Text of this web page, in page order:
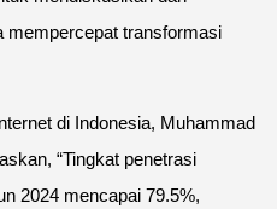
mempercepat transformasi
di Indonesia, Muhammad
“Tingkat penetrasi
2024 mencapai 79.5%,